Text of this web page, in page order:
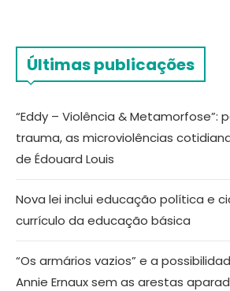
Últimas publicações
“Eddy – Violência & Metamorfose”:
trauma, as microviolências
de Édouard Louis
Nova lei inclui educação política e
currículo da educação básica
“Os armários vazios” e a
Annie Ernaux sem as arestas